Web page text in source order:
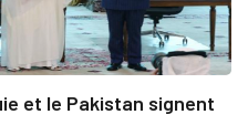
et le Pakistan signent